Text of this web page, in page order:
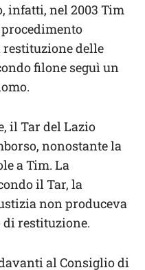
infatti, nel 2003 Tim
delle
filone seguì un
il Tar del Lazio
nonostante la
a Tim. La
il Tar, la
non produceva
di restituzione.
al Consiglio di